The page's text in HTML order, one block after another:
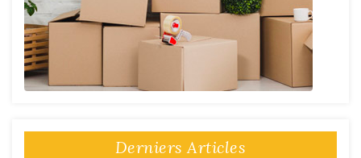
Derniers Articles